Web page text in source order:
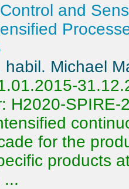
and
habil. Michael
H2020-SPIRE-
for the
products
...